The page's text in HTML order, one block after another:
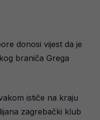
donosi vijest da je
braniča Grega
ističe na kraju
zagrebački klub